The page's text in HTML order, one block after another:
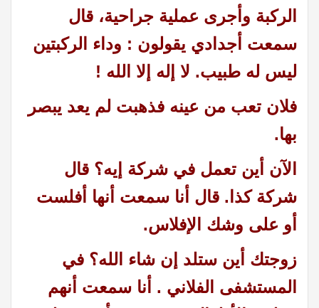
الركبة وأجرى عملية جراحية، قال
سمعت أجدادي يقولون : وداء الركبتين
ليس له طبيب. لا إله إلا الله !
فلان تعب من عينه فذهبت لم يعد يبصر
بها.
الآن أين تعمل في شركة إيه؟ قال
شركة كذا. قال أنا سمعت أنها أفلست
أو على وشك الإفلاس.
زوجتك أين ستلد إن شاء الله؟ في
المستشفى الفلاني . أنا سمعت أنهم